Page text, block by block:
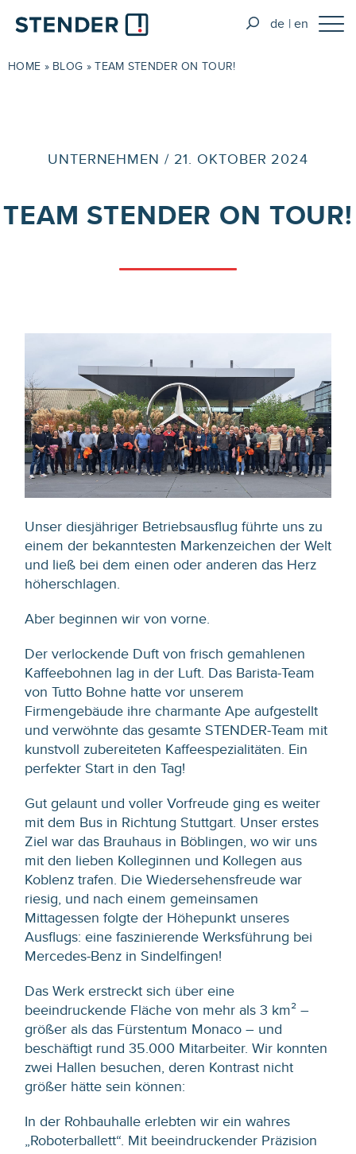
de en
HOME » BLOG »TEAM STENDER ON TOUR!
UNTERNEHMEN / 21. OKTOBER 2024
TEAM STENDER ON TOUR!
Unser diesjähriger Betriebsausflug führte uns zu
einem der bekanntesten Markenzeichen der Welt
und ließ bei dem einen oder anderen das Herz
höherschlagen.
Aber beginnen wir von vorne.
Der verlockende Duft von frisch gemahlenen
Kaffeebohnen lag in der Luft. Das Barista-Team
von Tutto Bohne hatte vor unserem
Firmengebäude ihre charmante Ape aufgestellt
und verwöhnte das gesamte STENDER-Team mit
kunstvoll zubereiteten Kaffeespezialitäten. Ein
perfekter Start in den Tag!
Gut gelaunt und voller Vorfreude ging es weiter
mit dem Bus in Richtung Stuttgart. Unser erstes
Ziel war das Brauhaus in Böblingen, wo wir uns
mit den lieben Kolleginnen und Kollegen aus
Koblenz trafen. Die Wiedersehensfreude war
riesig, und nach einem gemeinsamen
Mittagessen folgte der Höhepunkt unseres
Ausflugs: eine faszinierende Werksführung bei
Mercedes-Benz in Sindelfingen!
Das Werk erstreckt sich über eine
beeindruckende Fläche von mehr als 3 km² –
größer als das Fürstentum Monaco – und
beschäftigt rund 35.000 Mitarbeiter. Wir konnten
zwei Hallen besuchen, deren Kontrast nicht
größer hätte sein können:
In der Rohbauhalle erlebten wir ein wahres
„Roboterballett“. Mit beeindruckender Präzision